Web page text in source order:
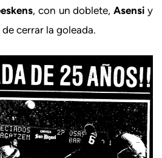
, con un doblete, Asensiy
cerrar la goleada.